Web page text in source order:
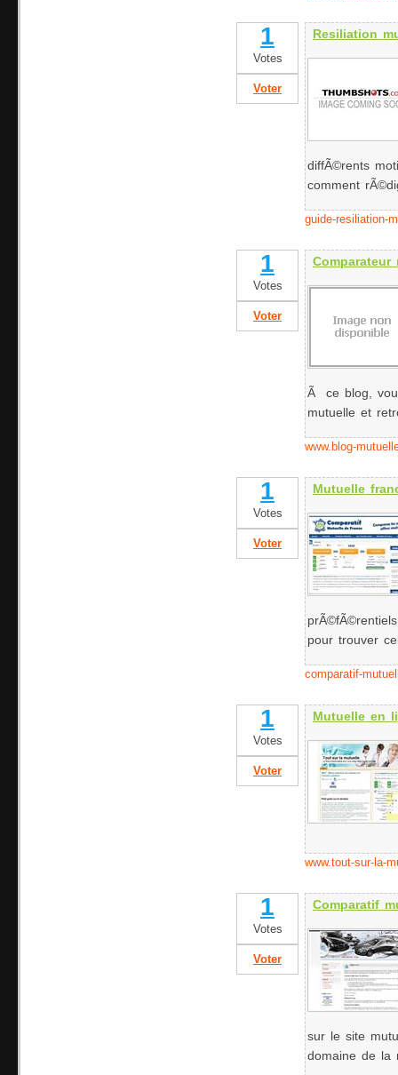
1
Votes
Voter
Resiliation
diffÃ©rents
comment
guide-resiliation-
1
Votes
Voter
Comparateur
Ã ce blog,
mutuelle et
www.blog-
1
Votes
Voter
Mutuelle
pour trouver
comparatif-
1
Votes
Voter
Mutuelle en
www.tout-sur-la-
1
Votes
Voter
Comparatif
sur le site
domaine de la